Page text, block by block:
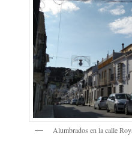
Alumbrados en la calle